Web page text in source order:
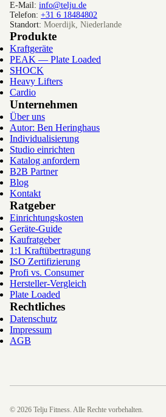
E-Mail: info@telju.de
Telefon: +31 6 18484802
Standort: Moerdijk, Niederlande
Produkte
Kraftgeräte
PEAK — Plate Loaded
SHOCK
Heavy Lifters
Cardio
Unternehmen
Über uns
Autor: Ben Heringhaus
Individualisierung
Studio einrichten
Katalog anfordern
B2B Partner
Blog
Kontakt
Ratgeber
Einrichtungskosten
Geräte-Guide
Kaufratgeber
1:1 Kraftübertragung
ISO Zertifizierung
Profi vs. Consumer
Hersteller-Vergleich
Plate Loaded
Rechtliches
Datenschutz
Impressum
AGB
© 2026 Telju Fitness. Alle Rechte vorbehalten.